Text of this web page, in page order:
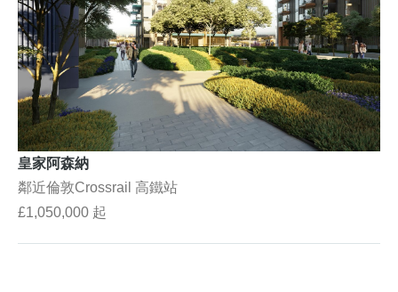
皇家阿森納
鄰近倫敦Crossrail 高鐵站
£1,050,000 起